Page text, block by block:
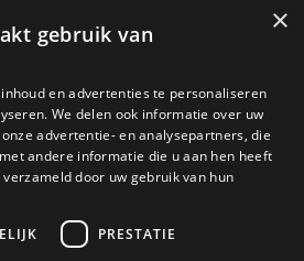
×
gebruik van
en advertenties te personaliseren
We delen ook informatie over uw
advertentie- en analysepartners, die
andere informatie die u aan hen heeft
door uw gebruik van hun
PRESTATIE